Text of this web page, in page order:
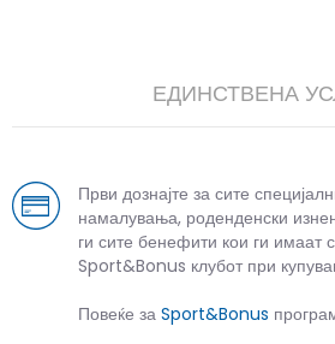
ЕДИНСТВЕНА
Први дознајте за сите
намалувања, роденденски
ги сите бенефити кои ги имаат
Sport&Bonus клубот при
Повеќе за Sport&Bonus